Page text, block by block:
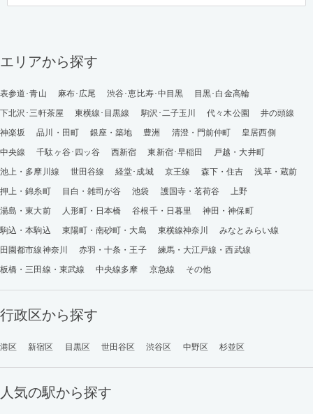
エリアから探す
表参道･青山 麻布･広尾 渋谷･恵比寿･中目黒
目黒･白金高輪
下北沢･三軒茶屋
東横線･目黒線 駒沢･二子玉川 代々木公園
井の頭線
神楽坂
品川・田町 銀座・築地 豊洲 清澄・門前仲町
皇居西側
中央線
千駄ヶ谷･四ッ谷 西新宿 東新宿･早稲田
戸越・大井町
池上・多摩川線
世田谷線 経堂･成城 京王線 森下・住吉
浅草・蔵前
押上・錦糸町
目白・雑司が谷 池袋 護国寺・茗荷谷
上野
湯島・東大前
人形町・日本橋 谷根千・日暮里
神田・神保町
駒込・本駒込
東陽町・南砂町・大島 東横線神奈川
みなとみらい線
田園都市線神奈川
赤羽・十条・王子
練馬・大江戸線・西武線
板橋・三田線・東武線
中央線多摩 京急線 その他
行政区から探す
港区 新宿区 目黒区 世田谷区 渋谷区 中野区 杉並区
人気の駅から探す